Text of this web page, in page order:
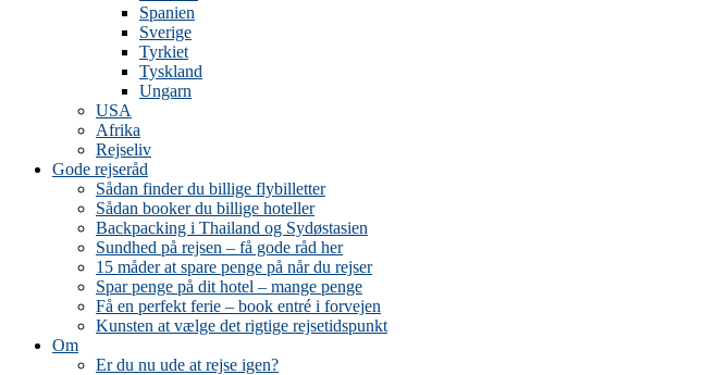
Spanien
Sverige
Tyrkiet
Tyskland
Ungarn
USA
Afrika
Rejseliv
Gode rejseråd
Sådan finder du billige flybilletter
Sådan booker du billige hoteller
Backpacking i Thailand og Sydøstasien
Sundhed på rejsen – få gode råd her
15 måder at spare penge på når du rejser
Spar penge på dit hotel – mange penge
Få en perfekt ferie – book entré i forvejen
Kunsten at vælge det rigtige rejsetidspunkt
Om
Er du nu ude at rejse igen?